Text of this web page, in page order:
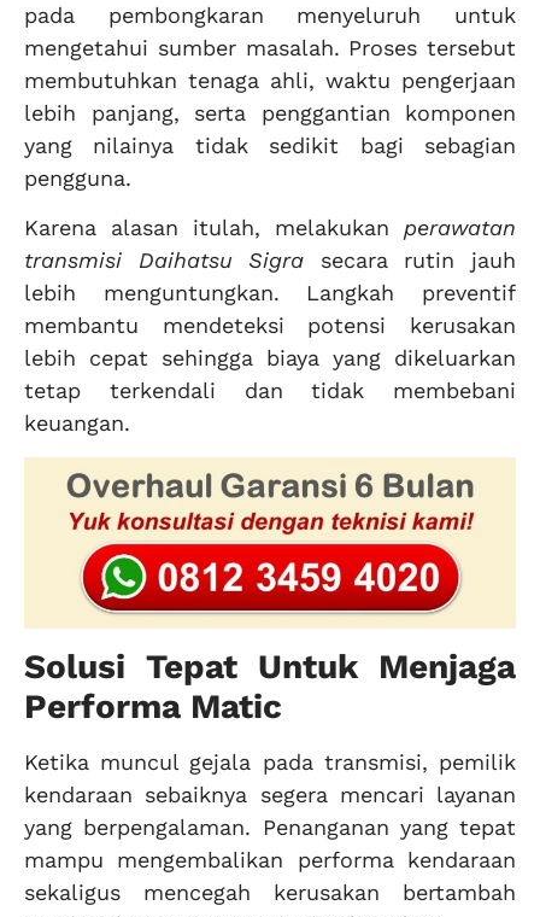
pada pembongkaran menyeluruh untuk
mengetahui sumber masalah. Proses tersebut
membutuhkan tenaga ahli, waktu pengerjaan
lebih panjang, serta penggantian komponen
yang nilainya tidak sedikit bagi sebagian
pengguna.
Karena alasan itulah, melakukan perawatan
transmisi Daihatsu Sigra secara rutin jauh
lebih menguntungkan. Langkah preventif
membantu mendeteksi potensi kerusakan
lebih cepat sehingga biaya yang dikeluarkan
tetap terkendali dan tidak membebani
keuangan.
Solusi Tepat Untuk Menjaga
Performa Matic
Ketika muncul gejala pada transmisi, pemilik
kendaraan sebaiknya segera mencari layanan
yang berpengalaman. Penanganan yang tepat
mampu mengembalikan performa kendaraan
sekaligus mencegah kerusakan bertambah